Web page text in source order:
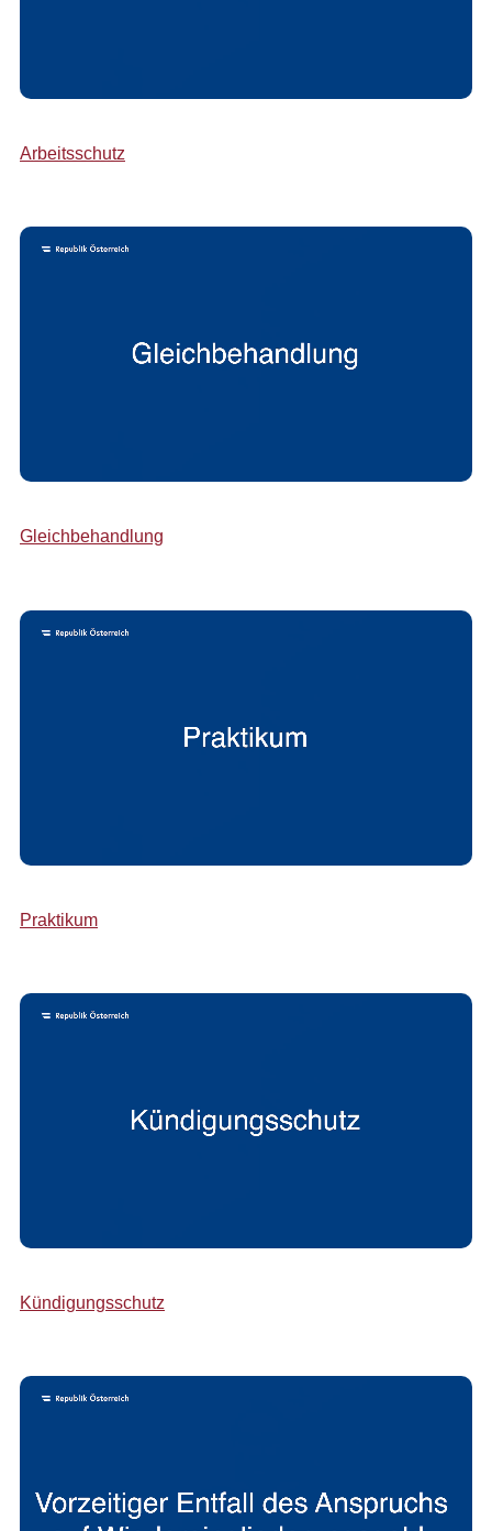
Arbeitsschutz
Gleichbehandlung
Praktikum
Kündigungsschutz